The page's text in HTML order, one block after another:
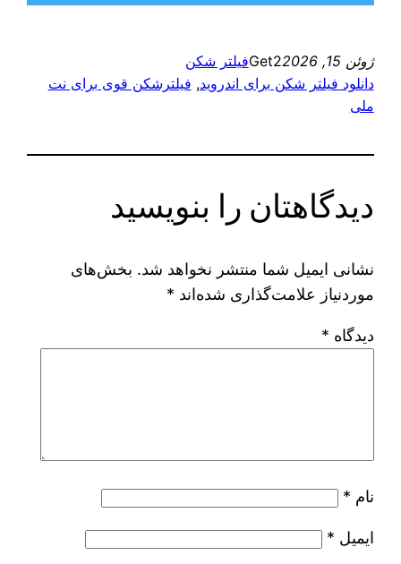
ژوئن 15, 2026 Get2فیلتر شکن
دانلود فیلتر شکن برای اندروید, فیلترشکن قوی برای نت
ملی
دیدگاهتان را بنویسید
نشانی ایمیل شما منتشر نخواهد شد. بخش‌های
موردنیاز علامت‌گذاری شده‌اند *
دیدگاه *
نام *
ایمیل *